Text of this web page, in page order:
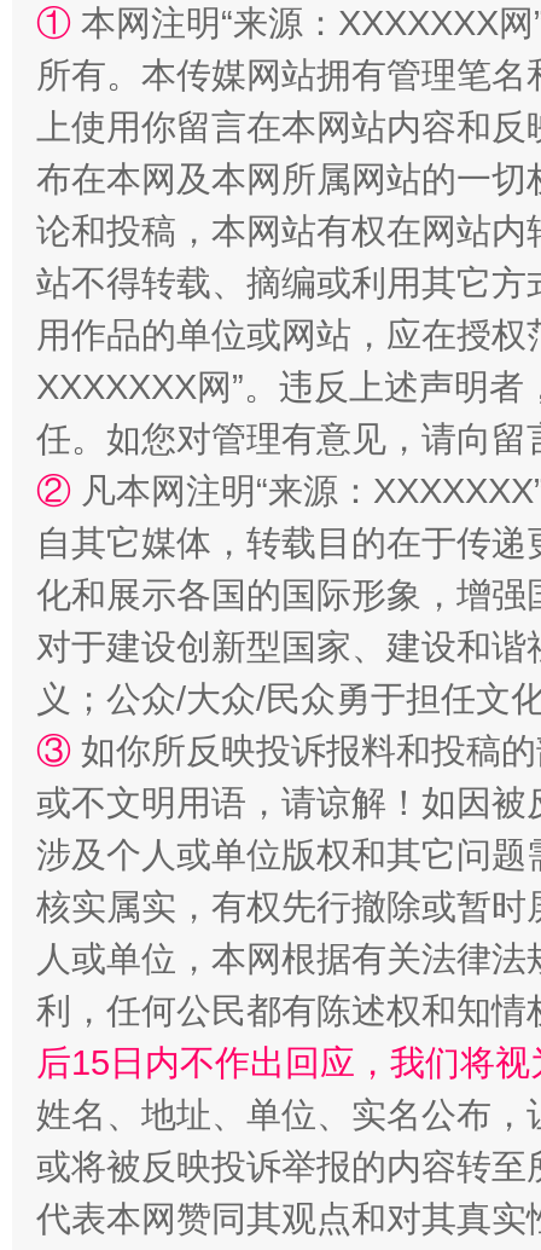
招工难、用工荒背后
网上购药对药下症？
这是一记警钟！ 谢
① 本网注明“来源：XXXXXXX
所有。本传媒网站拥有管理笔
上使用你留言在本网站内容和
布在本网及本网所属网站的一
论和投稿，本网站有权在网站
站不得转载、摘编或利用其它
用作品的单位或网站，应在授
XXXXXXX网”。违反上述声明
任。如您对管理有意见，请向
② 凡本网注明“来源：
自其它媒体，转载目的在于传
化和展示各国的国际形象，增
对于建设创新型国家、建设和
义；公众/大众/民众勇于担任文
③ 如你所反映投诉报料和投稿
或不文明用语，请谅解！如因
涉及个人或单位版权和其它问题
核实属实，有权先行撤除或暂
人或单位，本网根据有关法律
利，任何公民都有陈述权和知情
后15日内不作出回应，我们将
姓名、地址、单位、实名公布
或将被反映投诉举报的内容转
代表本网赞同其观点和对其真实